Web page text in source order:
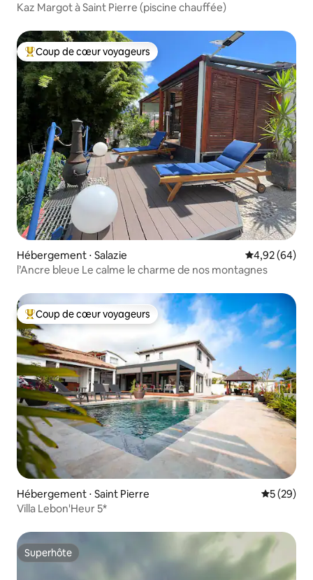
Kaz Margot à Saint Pierre (piscine chauffée)
Coups de cœur voyageurs les plus appréciés
Coup de cœur voyageurs
Hébergement ⋅ Salazie Évaluation
4,92 (64)
l’Ancre bleue Le calme le charme de nos montagnes
Coups de cœur voyageurs les plus appréciés
Coup de cœur voyageurs
Hébergement ⋅ Saint Pierre
5 (29)
Villa Lebon'Heur 5*
Superhôte
Superhôte